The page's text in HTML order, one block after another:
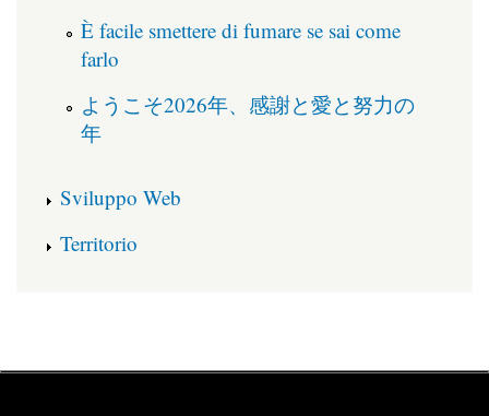
È facile smettere di fumare se sai come
farlo
ようこそ2026年、感謝と愛と努力の
年
Sviluppo Web
Territorio